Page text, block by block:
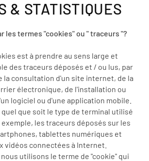
& STATISTIQUES
les termes "cookies" ou " traceurs "?
est à prendre au sens large et
des traceurs déposés et / ou lus, par
la consultation d'un site internet, de la
électronique, de l'installation ou
logiciel ou d'une application mobile.
quel que soit le type de terminal utilisé
les traceurs déposés sur les
tablettes numériques et
vidéos connectées à Internet.
utilisons le terme de "cookie" qui